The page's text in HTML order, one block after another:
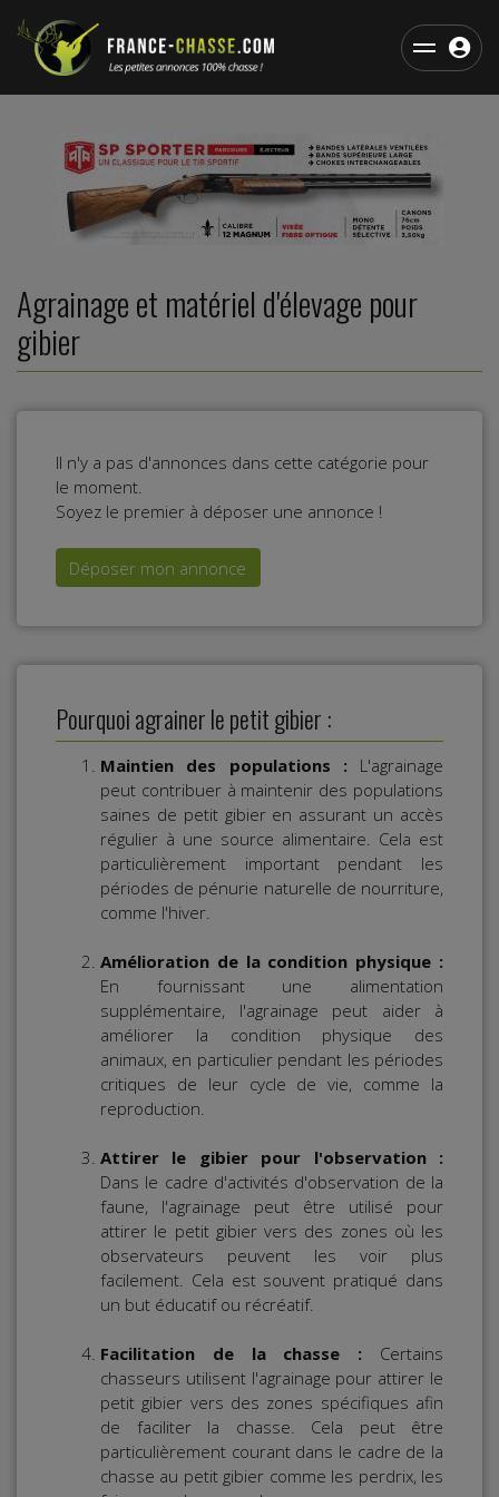
Agrainage et matériel d'élevage pour
gibier
Il n'y a pas d'annonces dans cette catégorie pour
le moment.
Soyez le premier à déposer une annonce !
Déposer mon annonce
Pourquoi agrainer le petit gibier :
Maintien des populations : L'agrainage
peut contribuer à maintenir des populations
saines de petit gibier en assurant un accès
régulier à une source alimentaire. Cela est
particulièrement important pendant les
périodes de pénurie naturelle de nourriture,
comme l'hiver.
Amélioration de la condition physique :
En fournissant une alimentation
supplémentaire, l'agrainage peut aider à
améliorer la condition physique des
animaux, en particulier pendant les périodes
critiques de leur cycle de vie, comme la
reproduction.
Attirer le gibier pour l'observation :
Dans le cadre d'activités d'observation de la
faune, l'agrainage peut être utilisé pour
attirer le petit gibier vers des zones où les
observateurs peuvent les voir plus
facilement. Cela est souvent pratiqué dans
un but éducatif ou récréatif.
Facilitation de la chasse : Certains
chasseurs utilisent l'agrainage pour attirer le
petit gibier vers des zones spécifiques afin
de faciliter la chasse. Cela peut être
particulièrement courant dans le cadre de la
chasse au petit gibier comme les perdrix, les